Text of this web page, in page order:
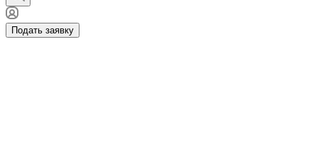
Подать заявку